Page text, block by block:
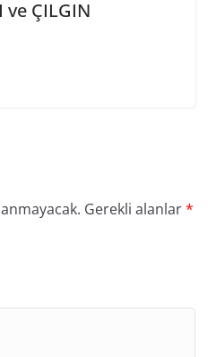
ve ÇILGIN
Gerekli alanlar*